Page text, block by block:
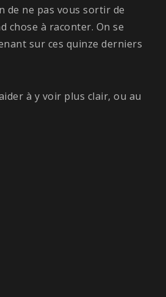
de ne pas vous sortir de
chose à raconter. On se
sur ces quinze derniers
à y voir plus clair, ou au